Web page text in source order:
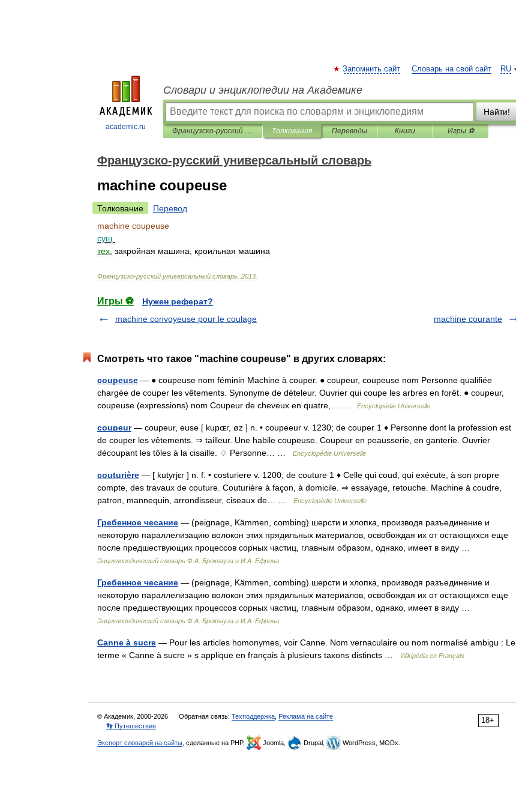
academic.ru
RU
Запомнить сайт Словарь на свой сайт
Словари и энциклопедии на Академике
Найти!
Французско-русский универсальный словарь Толкования Переводы Книги Игры ⚽
Французско-русский универсальный словарь
machine coupeuse
Толкование
Перевод
machine coupeuse
сущ
тех закройная машина кроильная машина
Французско-русский универсальный словарь 2013
Игры ⚽
Нужен реферат?
machine convoyeuse pour le coulage
machine courante
Смотреть что такое "machine coupeuse" в других словарях:
coupeuse — ● coupeuse nom féminin Machine à couper. ● coupeur, coupeuse nom Personne qualifiée
chargée de couper les vêtements. Synonyme de dételeur. Ouvrier qui coupe les arbres en forêt. ● coupeur,
coupeuse (expressions) nom Coupeur de cheveux en quatre,… …
Encyclopédie Universelle
coupeur— coupeur, euse [ kupɶr, øz ] n. • coupeeur v. 1230; de couper 1 ♦ Personne dont la profession est
de couper les vêtements. ⇒ tailleur. Une habile coupeuse. Coupeur en peausserie, en ganterie. Ouvrier
découpant les tôles à la cisaille. ♢ Personne… …
Encyclopédie Universelle
couturière — [ kutyrjɛr ] n. f. • costuriere v. 1200; de couture 1 ♦ Celle qui coud, qui exécute, à son propre
compte, des travaux de couture. Couturière à façon, à domicile. ⇒ essayage, retouche. Machine à coudre,
patron, mannequin, arrondisseur, ciseaux de… …
Encyclopédie Universelle
Гребенное чеcание — (peignage, Kämmen, combing) шерсти и хлопка, производя разъединение и
некоторую параллелизацию волокон этих прядильных материалов, освобождая их от остающихся еще
после предшествующих процессов сорных частиц, главным образом, однако, имеет в виду …
Энциклопедический словарь Ф.А. Брокгауза и И.А. Ефрона
Гребенное чесание — (peignage, Kämmen, combing) шерсти и хлопка, производя разъединение и
некоторую параллелизацию волокон этих прядильных материалов, освобождая их от остающихся еще
после предшествующих процессов сорных частиц, главным образом, однако, имеет в виду …
Энциклопедический словарь Ф.А. Брокгауза и И.А. Ефрона
Canne à sucre — Pour les articles homonymes, voir Canne. Nom vernaculaire ou nom normalisé ambigu : Le
terme « Canne à sucre » s applique en français à plusieurs taxons distincts …
Wikipédia en Français
18+
© Академик, 2000-2026 Обратная связь: Техподдержка Реклама на сайте
👣 Путешествия
Экспорт словарей на сайты , сделанные на PHP, Joomla, Drupal, WordPress, MODx.